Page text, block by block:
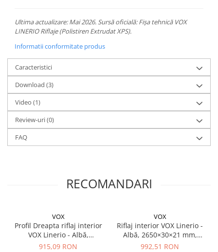
Ultima actualizare: Mai 2026. Sursă oficială: Fișa tehnică VOX
LINERIO Riflaje (Polistiren Extrudat XPS).
Informatii conformitate produs
Caracteristici
Download (3)
Video (1)
Review-uri(0)
FAQ
RECOMANDARI
VOX
Profil Dreapta riflaj interior
VOX Linerio - Albă,
2650×32×21 mm, Polistiren
915,09 RON
VOX
Riflaj interior VOX Linerio -
Albă, 2650×30×21 mm,
Polistiren Extrudat XPS, 1.43
992,51 RON